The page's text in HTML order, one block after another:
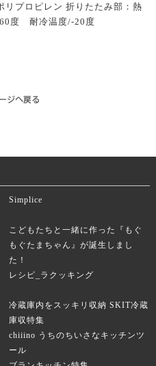
リプロピレン 折りたたみ部：熱
度 耐冷温度/-20度
Simplice
こどもたちと一緒に作った『もぐ
もぐたまちゃん』が誕生しまし
た！
レシピ_ラクッキング
冷蔵庫内をスッキリ収納 SKIT冷蔵
庫収特集
chiiino うちのちいさなキッチンツ
ール